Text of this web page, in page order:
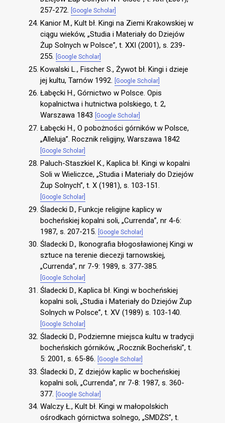
257-272.
[Google Scholar]
Kanior M., Kult bł. Kingi na Ziemi Krakowskiej w
ciągu wieków, „Studia i Materiały do Dziejów
Żup Solnych w Polsce”, t. XXI (2001), s. 239-
255.
[Google Scholar]
Kowalski L., Fischer S., Żywot bł. Kingi i dzieje
jej kultu, Tarnów 1992.
[Google Scholar]
Łabęcki H., Górnictwo w Polsce. Opis
kopalnictwa i hutnictwa polskiego, t. 2,
Warszawa 1843
[Google Scholar]
Łabęcki H., O pobożności górników w Polsce,
„Alleluja”. Rocznik religijny, Warszawa 1842
[Google Scholar]
Paluch-Staszkiel K., Kaplica bł. Kingi w kopalni
Soli w Wieliczce, „Studia i Materiały do Dziejów
Żup Solnych”, t. X (1981), s. 103-151.
[Google Scholar]
Śladecki D., Funkcje religijne kaplicy w
bocheńskiej kopalni soli, „Currenda”, nr 4-6:
1987, s. 207-215.
[Google Scholar]
Śladecki D., Ikonografia błogosławionej Kingi w
sztuce na terenie diecezji tarnowskiej,
„Currenda”, nr 7-9: 1989, s. 377-385.
[Google Scholar]
Śladecki D., Kaplica bł. Kingi w bocheńskiej
kopalni soli, „Studia i Materiały do Dziejów Żup
Solnych w Polsce”, t. XV (1989) s. 103-140.
[Google Scholar]
Śladecki D., Podziemne miejsca kultu w tradycji
bocheńskich górników, „Rocznik Bocheński”, t.
5: 2001, s. 65-86.
[Google Scholar]
Śladecki D., Z dziejów kaplic w bocheńskiej
kopalni soli, „Currenda”, nr 7-8: 1987, s. 360-
377.
[Google Scholar]
Walczy Ł., Kult bł. Kingi w małopolskich
ośrodkach górnictwa solnego, „SMDŻS”, t.